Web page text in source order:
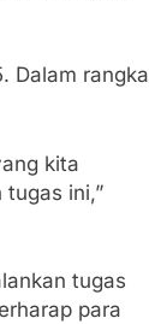
Dalam rangka
kita
ini,”
tugas
para